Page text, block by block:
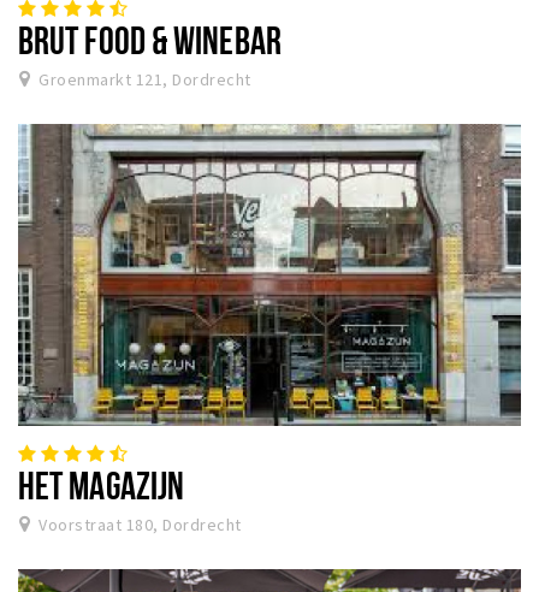
BRUT FOOD & WINEBAR
Groenmarkt 121, Dordrecht
HET MAGAZIJN
Voorstraat 180, Dordrecht